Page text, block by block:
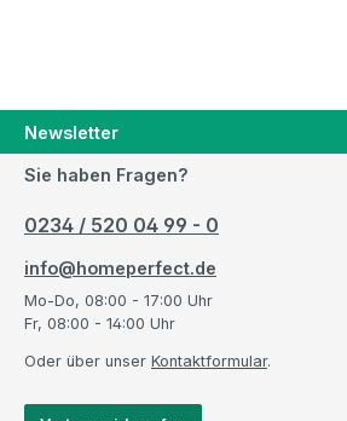
Newsletter
Sie haben Fragen?
0234 / 520 04 99 - 0
info@homeperfect.de
Mo-Do, 08:00 - 17:00 Uhr
Fr, 08:00 - 14:00 Uhr
Oder über unser Kontaktformular.